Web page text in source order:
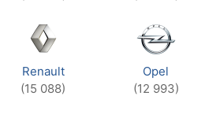
Renault
(15 088)
Opel
(12 993)